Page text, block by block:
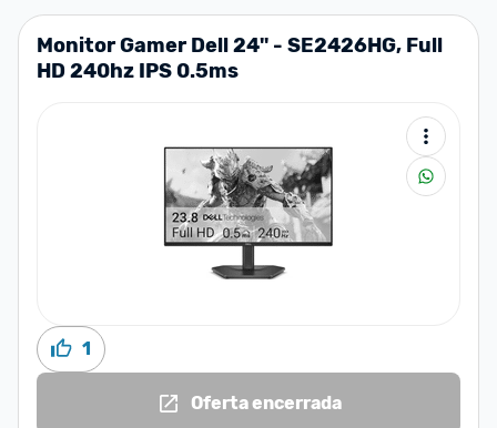
Monitor Gamer Dell 24'' - SE2426HG, Full
HD 240hz IPS 0.5ms
1
Oferta encerrada